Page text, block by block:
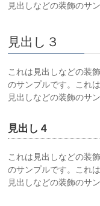
見出しなどの装飾のサ
見出し３
これは見出しなどの装
のサンプルです。これ
見出しなどの装飾のサ
見出し４
これは見出しなどの装
のサンプルです。これ
見出しなどの装飾のサ